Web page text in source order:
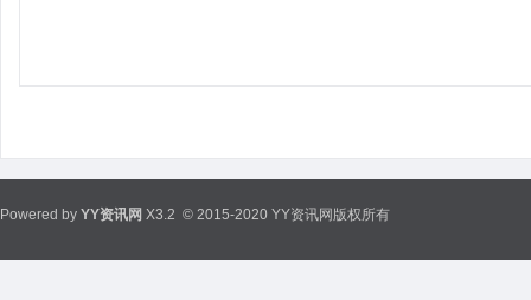
Powered by YY资讯网 X3.2 © 2015-2020 YY资讯网版权所有